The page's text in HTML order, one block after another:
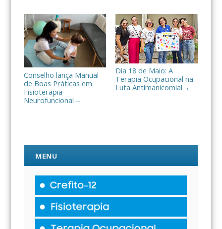
Conselho lança Manual
de Boas Práticas em
Fisioterapia
Neurofuncional →
Dia 18 de Maio: A
Terapia Ocupacional na
Luta Antimanicomial →
MENU